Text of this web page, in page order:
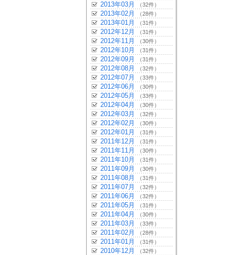
2013年03月 （32件）
2013年02月 （28件）
2013年01月 （31件）
2012年12月 （31件）
2012年11月 （30件）
2012年10月 （31件）
2012年09月 （31件）
2012年08月 （32件）
2012年07月 （33件）
2012年06月 （30件）
2012年05月 （33件）
2012年04月 （30件）
2012年03月 （32件）
2012年02月 （30件）
2012年01月 （31件）
2011年12月 （31件）
2011年11月 （30件）
2011年10月 （31件）
2011年09月 （30件）
2011年08月 （31件）
2011年07月 （32件）
2011年06月 （32件）
2011年05月 （31件）
2011年04月 （30件）
2011年03月 （33件）
2011年02月 （28件）
2011年01月 （31件）
2010年12月 （32件）